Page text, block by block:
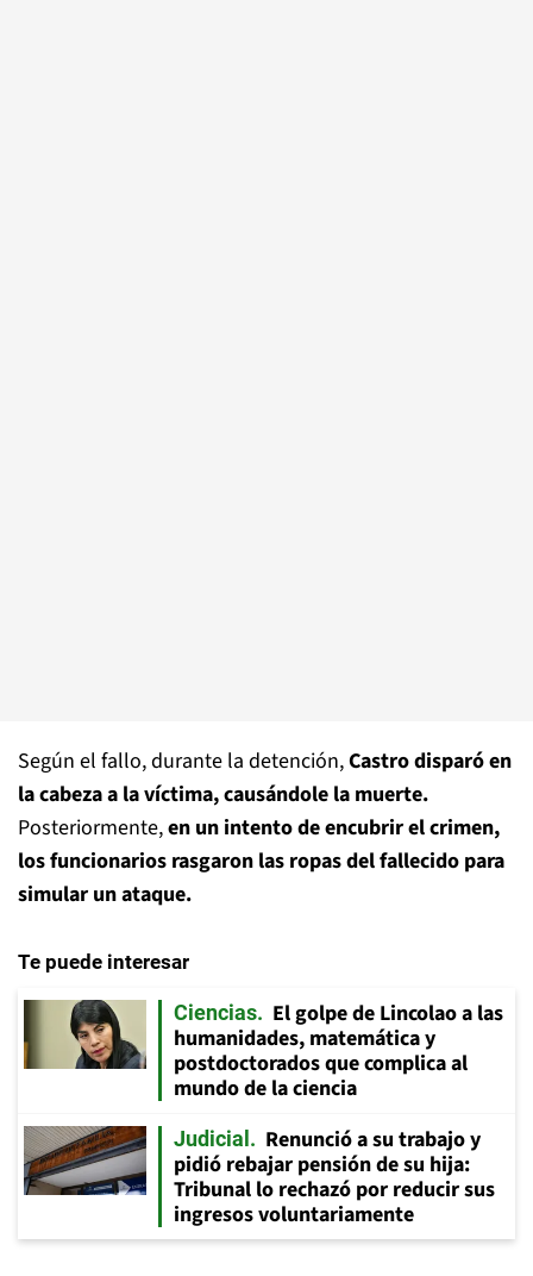
Según el fallo, durante la detención,Castro disparó en
la cabeza a la víctima, causándole la muerte.
Posteriormente,en un intento de encubrir el crimen,
los funcionarios rasgaron las ropas del fallecido para
simular un ataque.
Te puede interesar
Ciencias
El golpe de Lincolao a las
humanidades, matemática y
postdoctorados que complica al
mundo de la ciencia
Judicial
Renunció a su trabajo y
pidió rebajar pensión de su hija:
Tribunal lo rechazó por reducir sus
ingresos voluntariamente